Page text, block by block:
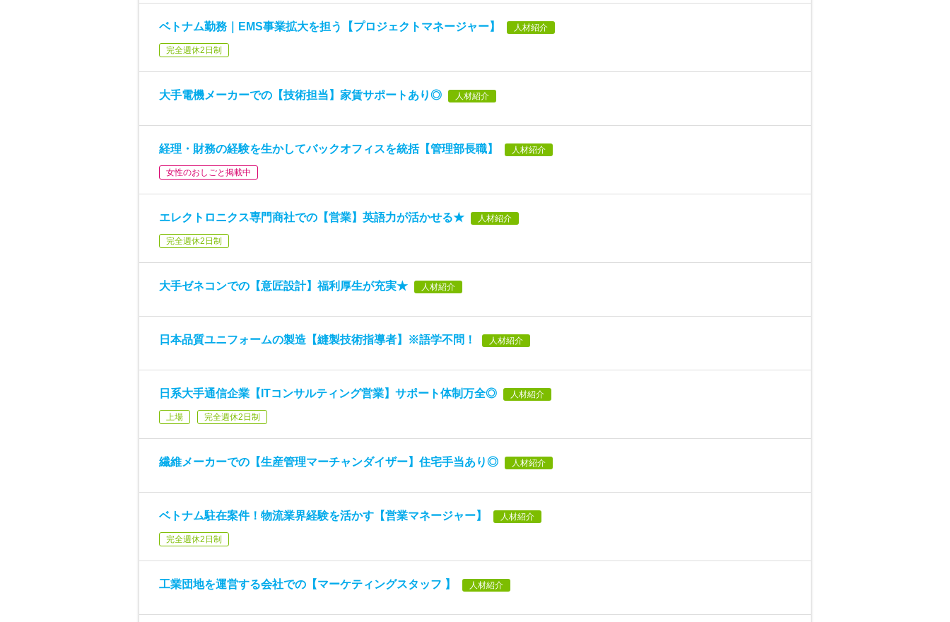
ベトナム勤務｜EMS事業拡大を担う【プロジェクトマネージャー】 人材紹介
完全週休2日制
大手電機メーカーでの【技術担当】家賃サポートあり◎ 人材紹介
経理・財務の経験を生かしてバックオフィスを統括【管理部長職】 人材紹介
女性のおしごと掲載中
エレクトロニクス専門商社での【営業】英語力が活かせる★ 人材紹介
完全週休2日制
大手ゼネコンでの【意匠設計】福利厚生が充実★ 人材紹介
日本品質ユニフォームの製造【縫製技術指導者】※語学不問！ 人材紹介
日系大手通信企業【ITコンサルティング営業】サポート体制万全◎ 人材紹介
上場 完全週休2日制
繊維メーカーでの【生産管理マーチャンダイザー】住宅手当あり◎ 人材紹介
ベトナム駐在案件！物流業界経験を活かす【営業マネージャー】 人材紹介
完全週休2日制
工業団地を運営する会社での【マーケティングスタッフ 】 人材紹介